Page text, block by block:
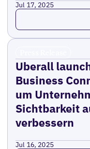
Jul 17, 2025
Read more
Uberall
Business
um
Sichtbarkeit
verbessern
Jul 16, 2025